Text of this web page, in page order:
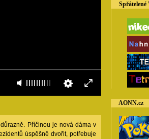
Příčinou je nová dáma v
úspěšně dvořit, potřebuje
Spřátelené
AONN.cz